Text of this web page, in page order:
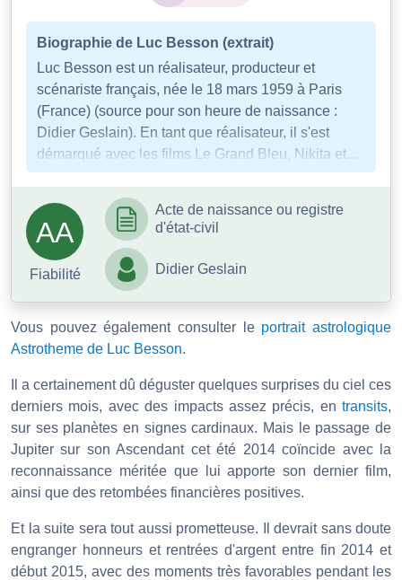
Biographie de Luc Besson (extrait)
Luc Besson est un réalisateur, producteur et
scénariste français, née le 18 mars 1959 à Paris
(France) (source pour son heure de naissance :
Didier Geslain). En tant que réalisateur, il s'est
démarqué avec les films Le Grand Bleu, Nikita et...
AA
Fiabilité
Acte de naissance ou registre
d'état-civil
Didier Geslain
Vous pouvez également consulter le portrait astrologique
Astrotheme de Luc Besson.
Il a certainement dû déguster quelques surprises du ciel ces
derniers mois, avec des impacts assez précis, en transits,
sur ses planètes en signes cardinaux. Mais le passage de
Jupiter sur son Ascendant cet été 2014 coïncide avec la
reconnaissance méritée que lui apporte son dernier film,
ainsi que des retombées financières positives.
Et la suite sera tout aussi prometteuse. Il devrait sans doute
engranger honneurs et rentrées d'argent entre fin 2014 et
début 2015, avec des moments très favorables pendant les